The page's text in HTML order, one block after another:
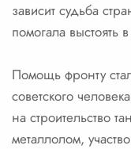
зависит судьба
помогала
Помощь фронту
советского
на строительство
металлолом,